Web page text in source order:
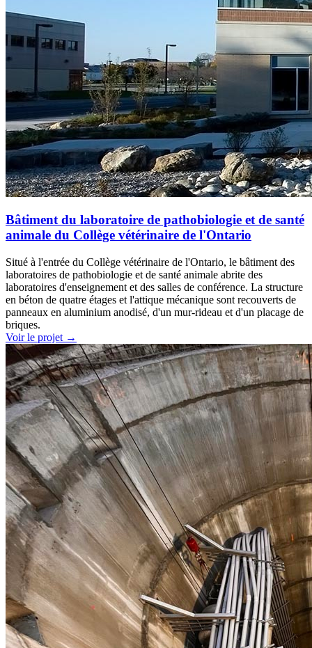
Bâtiment du laboratoire de pathobiologie et de santé
animale du Collège vétérinaire de l'Ontario
Situé à l'entrée du Collège vétérinaire de l'Ontario, le bâtiment des
laboratoires de pathobiologie et de santé animale abrite des
laboratoires d'enseignement et des salles de conférence. La structure
en béton de quatre étages et l'attique mécanique sont recouverts de
panneaux en aluminium anodisé, d'un mur-rideau et d'un placage de
briques.
Voir le projet →